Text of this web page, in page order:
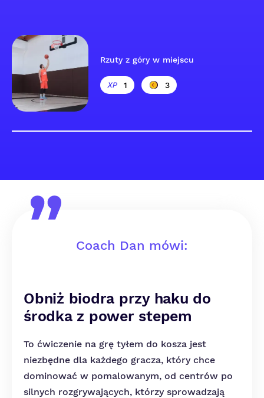
Rzuty z góry w miejscu
1 3
Coach Dan mówi:
Obniż biodra przy haku do
środka z power stepem
To ćwiczenie na grę tyłem do kosza jest
niezbędne dla każdego gracza, który chce
dominować w pomalowanym, od centrów po
silnych rozgrywających, którzy sprowadzają